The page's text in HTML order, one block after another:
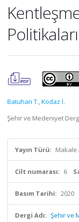
Politikaları
Batuhan T.,Kodaz İ.
Şehir ve Medeniyet
Yayın Türü: Makale
Cilt numarası: 6
Basım Tarihi: 2020
Dergi Adı: Şehir ve